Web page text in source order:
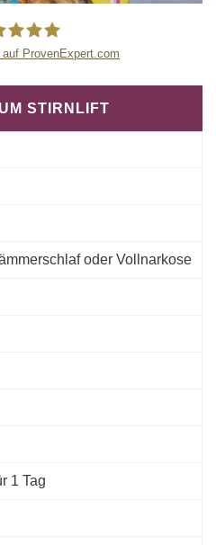
Chirurgie München -
Dr.Barbara Kernt
auf ProvenExpert.com
STIRNLIFT
oder Vollnarkose
1 Tag